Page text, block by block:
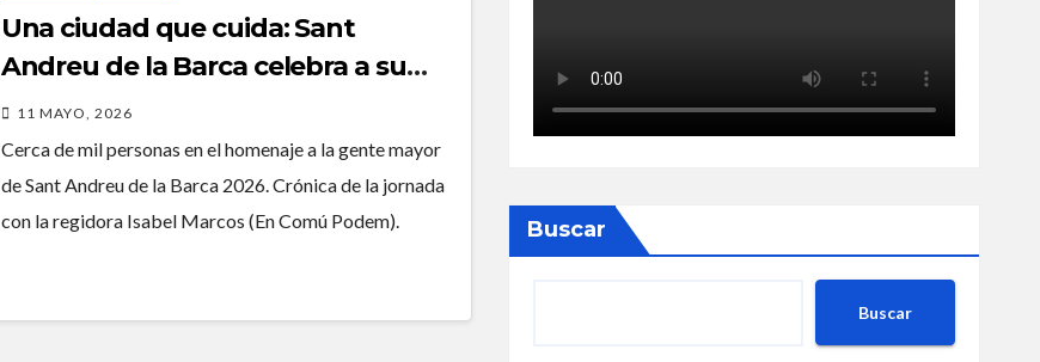
Una ciudad que cuida: Sant
Andreu de la Barca celebra a su
Gent Gran
11 MAYO, 2026
Cerca de mil personas en el homenaje a la gente mayor
de Sant Andreu de la Barca 2026. Crónica de la jornada
con la regidora Isabel Marcos (En Comú Podem).
Buscar
Buscar